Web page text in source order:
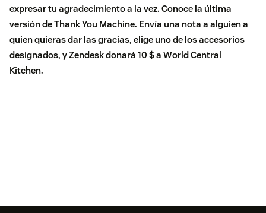
expresar tu agradecimiento a la vez. Conoce la última
versión deThank You Machine. Envía una nota a alguien a
quien quieras dar las gracias, elige uno de los accesorios
designados, y Zendesk donará 10 $ a World Central
Kitchen.